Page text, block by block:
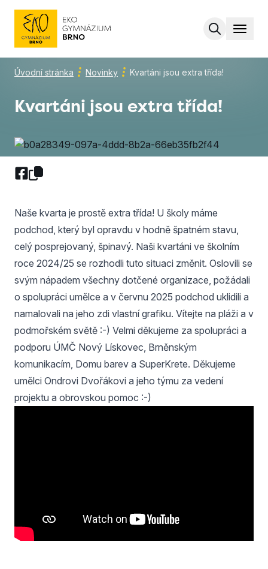
MENU
Úvodní stránka Novinky Kvartáni jsou extra třída!
Kvartáni jsou extra třída!
Naše kvarta je prostě extra třída! U školy máme
podchod, který byl opravdu v hodně špatném stavu,
celý posprejovaný, špinavý. Naši kvartáni ve školním
roce 2024/25 se rozhodli tuto situaci změnit. Oslovili se
svým nápadem všechny dotčené organizace, požádali
o spolupráci umělce a v červnu 2025 podchod uklidili a
namalovali na jeho zdi vlastní grafiku. Vítejte na pláži a v
podmořském světě :-) Velmi děkujeme za spolupráci a
podporu ÚMČ Nový Lískovec, Brněnským
komunikacím, Domu barev a SuperKrete. Děkujeme
umělci Ondrovi Dvořákovi a jeho týmu za vedení
projektu a obrovskou pomoc :-)